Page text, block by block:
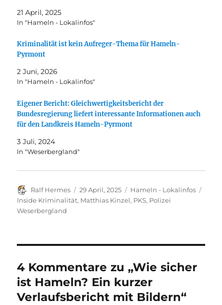
21 April, 2025
In "Hameln - Lokalinfos"
Kriminalität ist kein Aufreger-Thema für Hameln-
Pyrmont
2 Juni, 2026
In "Hameln - Lokalinfos"
Eigener Bericht: Gleichwertigkeitsbericht der
Bundesregierung liefert interessante Informationen auch
für den Landkreis Hameln-Pyrmont
3 Juli, 2024
In "Weserbergland"
Autor
Ralf Hermes
Veröffentlicht
am
29 April, 2025 Kategorien
Hameln - Lokalinfos
Inside Kriminalität, Matthias Kinzel, PKS, Polizei
Weserbergland
4 Kommentare zu „Wie sicher
ist Hameln? Ein kurzer
Verlaufsbericht mit Bildern“